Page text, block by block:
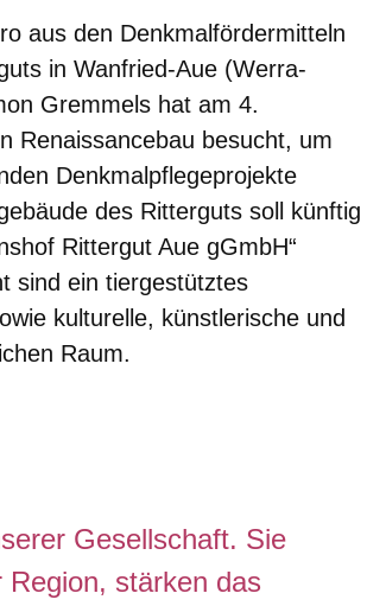
aus den Denkmalfördermitteln
in Wanfried-Aue (Werra-
Gremmels hat am 4.
Renaissancebau besucht, um
Denkmalpflegeprojekte
des Ritterguts soll künftig
Rittergut Aue gGmbH“
sind ein tiergestütztes
kulturelle, künstlerische und
Raum.
Gesellschaft. Sie
stärken das